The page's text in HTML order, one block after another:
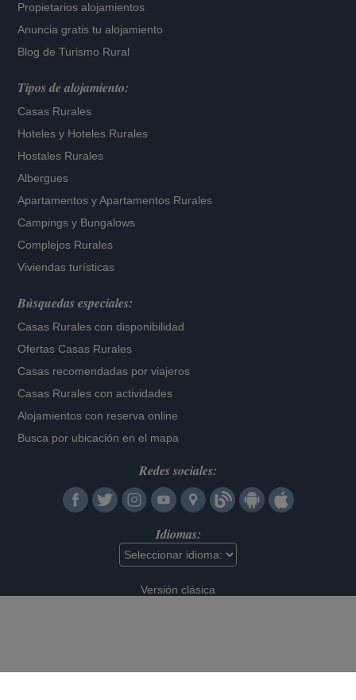
Propietarios alojamientos
Anuncia gratis tu alojamiento
Blog de Turismo Rural
Tipos de alojamiento:
Casas Rurales
Hoteles y Hoteles Rurales
Hostales Rurales
Albergues
Apartamentos yApartamentos Rurales
Campings y Bungalows
Complejos Rurales
Viviendas turísticas
Búsquedas especiales:
Casas Rurales con disponibilidad
Ofertas Casas Rurales
Casas recomendadas por viajeros
Casas Rurales con actividades
Alojamientos con reserva online
Busca por ubicación en el mapa
Redes sociales:
Idiomas:
Versión clásica